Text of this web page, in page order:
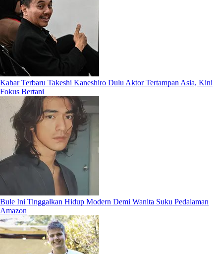
Kabar Terbaru Takeshi Kaneshiro Dulu Aktor Tertampan Asia, Kini
Fokus Bertani
Bule Ini Tinggalkan Hidup Modern Demi Wanita Suku Pedalaman
Amazon